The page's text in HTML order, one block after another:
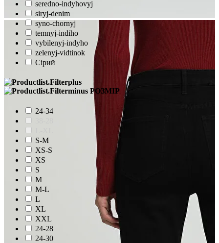
seredno-indyhovyj
siryj-denim
syno-chornyj
temnyj-indiho
vybilenyj-indyho
zelenyj-vidtinok
Сірий
РОЗМІР
24-34
S-M
XS-S
XS
S
M
M-L
L
XL
XXL
24-28
24-30